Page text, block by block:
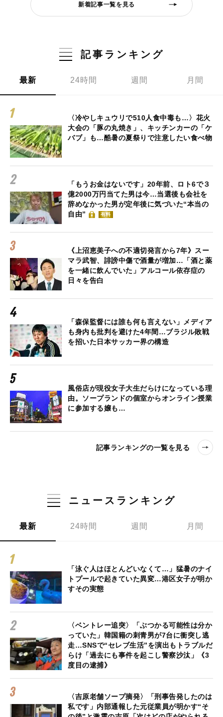
新着記事一覧を見る
記事ランキング
最新 24時間 週間 月間
〈冷やしキュウリで510人食中毒も…〉花火
大会の「豚の丸焼き」、キッチンカーの「ケ
バブ」も…酷暑の夏祭りで注意したい食べ物
「もうお金はないです」20年前、ロト6で３
億2000万円当てた男は今…当選後も会社を
辞めなかった男が定年後に気づいた“本当の
自由”
有料
《上沼恵美子への不適切発言から7年》スー
マラ武智、誹謗中傷で酒量が増加…「酒と薬
を一緒に飲んでいた」アルコール依存症の
日々を告白
「森保監督には誰も何も言えない」メディア
も身内も批判を避けた4年間…ブラジル敗戦
を招いた日本サッカー界の構造
風俗店が現役女子大生だらけになっている理
由。ソープランドの個室からオンライン授業
に参加する嬢も…
記事ランキングの一覧を見る
ニュースランキング
最新 24時間 週間 月間
「泳ぐ人はほとんどいなくて…」猛暑のナイ
トプールで起きていた異変…港区女子が明か
すその実態
〈ベントレー追突〉「ぶつかる可能性は分か
っていた」韓国籍の刺青男が7台に衝突し逃
走…SNSで“セレブ生活”を演出もトラブルだ
らけ「過去にも事件を起こし警察沙汰」《3
度目の逮捕》
〈吉原老舗ソープ摘発〉「刑事告発したのは
私です」内部通報した元従業員が明かす“そ